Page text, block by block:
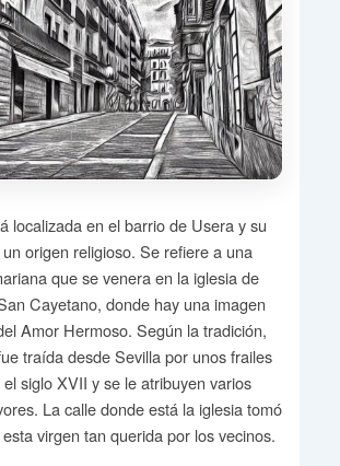
localizada en el barrio de Usera y su
origen religioso. Se refiere a una
que se venera en la iglesia de
Cayetano, donde hay una imagen
Amor Hermoso. Según la tradición,
traída desde Sevilla por unos frailes
siglo XVII y se le atribuyen varios
La calle donde está la iglesia tomó
virgen tan querida por los vecinos.